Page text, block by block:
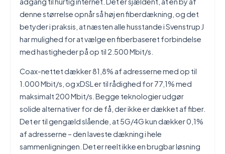
denne størrelse opnår så høj en fiberdækning, og det
betyder i praksis, at næsten alle husstande i Svenstrup J
har mulighed for at vælge en fiberbaseret forbindelse
med hastigheder på op til 2.500 Mbit/s.
Coax-nettet dækker 81,8% af adresserne med op til
1.000 Mbit/s, og xDSL er til rådighed for 77,1% med
maksimalt 200 Mbit/s. Begge teknologier udgør
solide alternativer for de få, der ikke er dækket af fiber.
Det er til gengæld slående, at 5G/4G kun dækker 0,1%
af adresserne – den laveste dækning i hele
sammenligningen. Det er reelt ikke en brugbar løsning